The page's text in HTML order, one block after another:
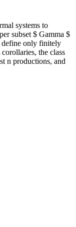
systems to
subset $ Gamma $
define only finitely
the class
n productions, and